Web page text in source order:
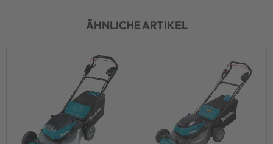
ÄHNLICHE ARTIKEL